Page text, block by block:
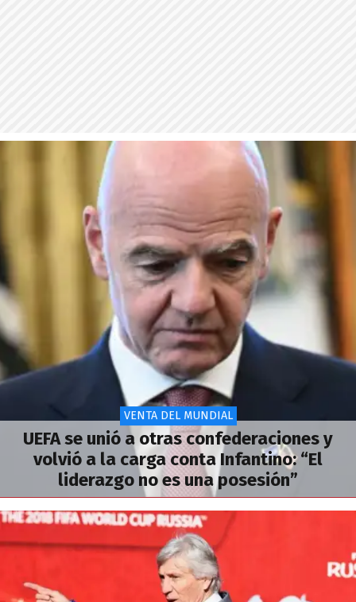
VENTA DEL MUNDIAL
UEFA se unió a otras confederaciones y
volvió a la carga conta Infantino: “El
liderazgo no es una posesión”